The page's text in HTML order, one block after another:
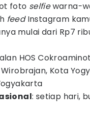
foto selfiewarna-
feedInstagram
mulai dari Rp7
HOS
Kota
: setiap hari,